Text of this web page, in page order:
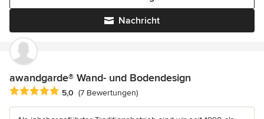
Nachricht
awandgarde® Wand- und Bodendesign
Durchschnittliche Bewertung: 5 von 5 Sternen
5,0 (7 Bewertungen)